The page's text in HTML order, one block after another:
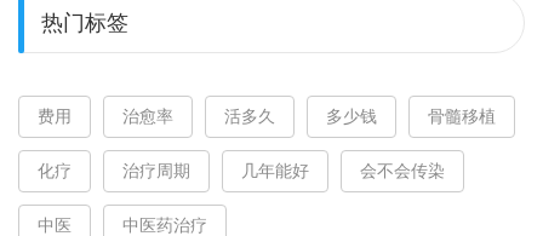
热门标签
费用 治愈率 活多久 多少钱 骨髓移植
化疗 治疗周期 几年能好 会不会传染
中医 中医药治疗